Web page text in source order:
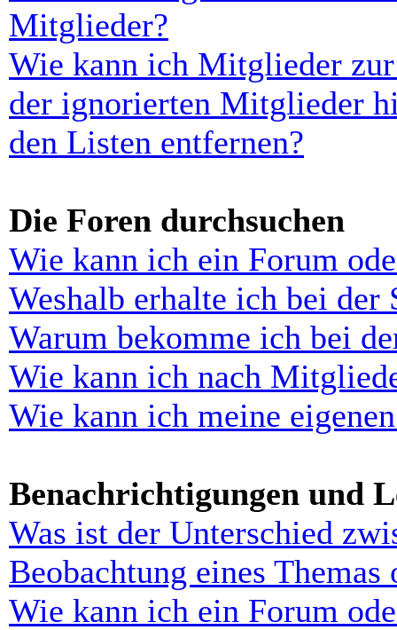
Mitglieder?
Wie kann ich Mitglieder
der ignorierten Mitglieder
den Listen entfernen?
Die Foren durchsuchen
Wie kann ich ein Forum
Weshalb erhalte ich bei der
Warum bekomme ich bei
Wie kann ich nach
Wie kann ich meine
Benachrichtigungen und
Was ist der Unterschied
Beobachtung eines Themas
Wie kann ich ein Forum